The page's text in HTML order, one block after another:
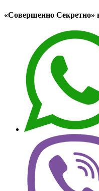
«Совершенно Секретно»